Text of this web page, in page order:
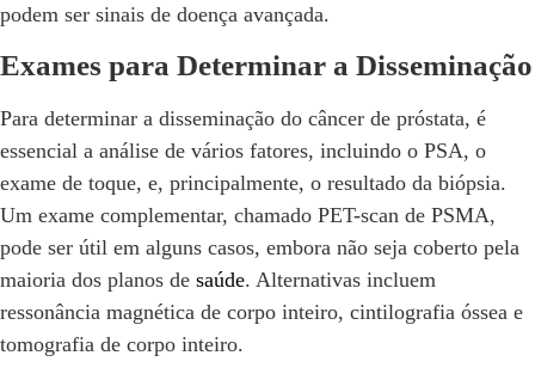
podem ser sinais de doença avançada.
Exames para Determinar a Disseminação
Para determinar a disseminação do câncer de próstata, é
essencial a análise de vários fatores, incluindo o PSA, o
exame de toque, e, principalmente, o resultado da biópsia.
Um exame complementar, chamado PET-scan de PSMA,
pode ser útil em alguns casos, embora não seja coberto pela
maioria dos planos de saúde. Alternativas incluem
ressonância magnética de corpo inteiro, cintilografia óssea e
tomografia de corpo inteiro.